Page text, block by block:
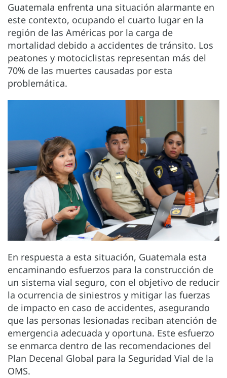
Guatemala enfrenta una situación alarmante en
este contexto, ocupando el cuarto lugar en la
región de las Américas por la carga de
mortalidad debido a accidentes de tránsito. Los
peatones y motociclistas representan más del
70% de las muertes causadas por esta
problemática.
En respuesta a esta situación, Guatemala esta
encaminando esfuerzos para la construcción de
un sistema vial seguro, con el objetivo de reducir
la ocurrencia de siniestros y mitigar las fuerzas
de impacto en caso de accidentes, asegurando
que las personas lesionadas reciban atención de
emergencia adecuada y oportuna. Este esfuerzo
se enmarca dentro de las recomendaciones del
Plan Decenal Global para la Seguridad Vial de la
OMS.